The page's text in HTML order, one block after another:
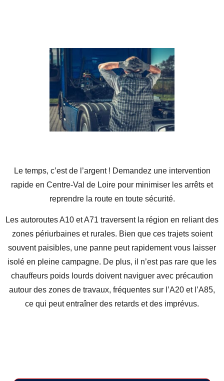
Le temps, c’est de l’argent ! Demandez une intervention
rapide en Centre-Val de Loire pour minimiser les arrêts et
reprendre la route en toute sécurité.
Les autoroutes A10 et A71 traversent la région en reliant des
zones périurbaines et rurales. Bien que ces trajets soient
souvent paisibles, une panne peut rapidement vous laisser
isolé en pleine campagne. De plus, il n’est pas rare que les
chauffeurs poids lourds doivent naviguer avec précaution
autour des zones de travaux, fréquentes sur l’A20 et l’A85,
ce qui peut entraîner des retards et des imprévus.